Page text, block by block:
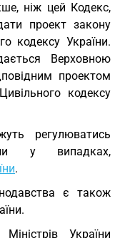
ніж цей Кодекс,
проект закону
кодексу України.
Верховною
проектом
кодексу
регулюватись
у випадках,
.
є також
України